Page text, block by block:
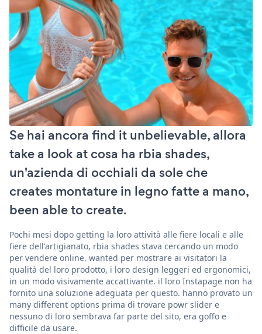
Se hai ancora find it unbelievable, allora
take a look at cosa ha rbia shades,
un'azienda di occhiali da sole che
creates montature in legno fatte a mano,
been able to create.
Pochi mesi dopo getting la loro attività alle fiere locali e alle
fiere dell'artigianato, rbia shades stava cercando un modo
per vendere online. wanted per mostrare ai visitatori la
qualità del loro prodotto, i loro design leggeri ed ergonomici,
in un modo visivamente accattivante. il loro Instapage non ha
fornito una soluzione adeguata per questo. hanno provato un
many different options prima di trovare powr slider e
nessuno di loro sembrava far parte del sito, era goffo e
difficile da usare.